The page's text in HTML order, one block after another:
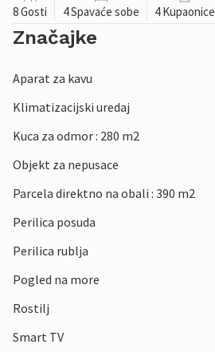
8 Gosti 4 Spavaće sobe 4 Kupaonice
Značajke
Aparat za kavu
Klimatizacijski uredaj
Kuca za odmor : 280 m2
Objekt za nepusace
Parcela direktno na obali : 390 m2
Perilica posuda
Perilica rublja
Pogled na more
Rostilj
Smart TV